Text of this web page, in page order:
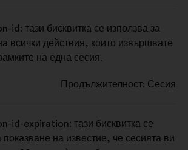
id: тази бисквитка се използва за
всички действия, които извършвате
на една сесия.
Продължителност: Сесия
id-expiration: тази бисквитка се
показване на известие, че сесията ви